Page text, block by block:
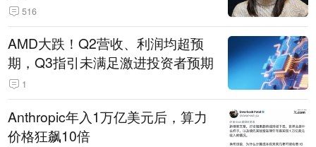
516
AMD大跌！Q2营收、利润均超预
期，Q3指引未满足激进投资者预期
1
Anthropic年入1万亿美元后，算力
价格狂飙10倍